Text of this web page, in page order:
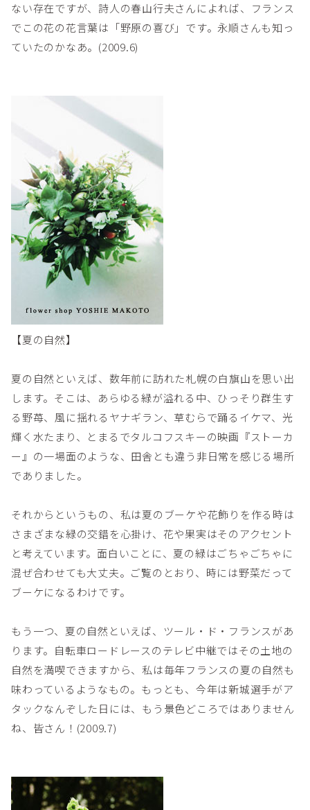
ない存在ですが、詩人の春山行夫さんによれば、フランス
でこの花の花言葉は「野原の喜び」です。永順さんも知っ
ていたのかなあ。(2009.6)
【夏の自然】
夏の自然といえば、数年前に訪れた札幌の白旗山を思い出
します。そこは、あらゆる緑が溢れる中、ひっそり群生す
る野苺、風に揺れるヤナギラン、草むらで踊るイケマ、光
輝く水たまり、とまるでタルコフスキーの映画『ストーカ
ー』の一場面のような、田舎とも違う非日常を感じる場所
でありました。
それからというもの、私は夏のブーケや花飾りを作る時は
さまざまな緑の交錯を心掛け、花や果実はそのアクセント
と考えています。面白いことに、夏の緑はごちゃごちゃに
混ぜ合わせても大丈夫。ご覧のとおり、時には野菜だって
ブーケになるわけです。
もう一つ、夏の自然といえば、ツール・ド・フランスがあ
ります。自転車ロードレースのテレビ中継ではその土地の
自然を満喫できますから、私は毎年フランスの夏の自然も
味わっているようなもの。もっとも、今年は新城選手がア
タックなんぞした日には、もう景色どころではありません
ね、皆さん！(2009.7)